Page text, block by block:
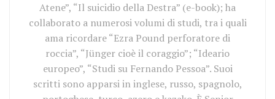
Atene”, “Il suicidio della Destra” (e-book); ha
collaborato a numerosi volumi di studi, tra i quali
ama ricordare “Ezra Pound perforatore di
roccia”, “Jünger cioè il coraggio”; “Ideario
europeo”, “Studi su Fernando Pessoa”. Suoi
scritti sono apparsi in inglese, russo, spagnolo,